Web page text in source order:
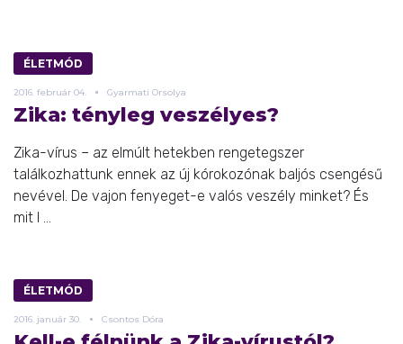
ÉLETMÓD
2016. február 04. Gyarmati Orsolya
Zika: tényleg veszélyes?
Zika-vírus – az elmúlt hetekben rengetegszer
találkozhattunk ennek az új kórokozónak baljós csengésű
nevével. De vajon fenyeget-e valós veszély minket? És
mit l ...
ÉLETMÓD
2016. január 30. Csontos Dóra